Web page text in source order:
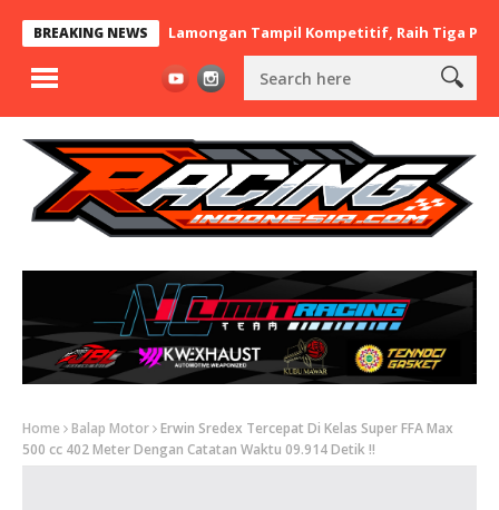
BREAKING NEWS
x BaraBere Asal Lamongan Tampil Kompetitif, Raih Tiga Podium
Home Balap Motor Erwin Sredex Tercepat Di Kelas Super FFA Max
500 cc 402 Meter Dengan Catatan Waktu 09.914 Detik !!